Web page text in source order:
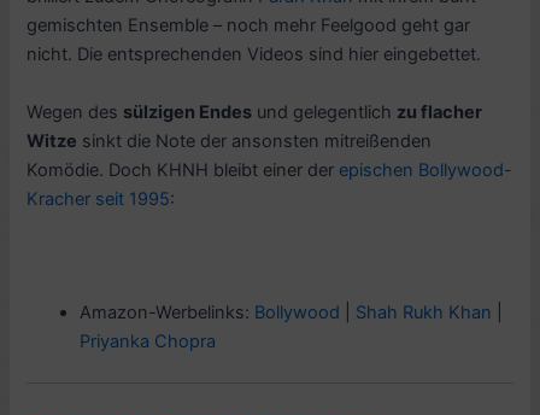
gemischten Ensemble – noch mehr Feelgood geht gar
nicht. Die entsprechenden Videos sind hier eingebettet.
Wegen des sülzigen Endes und gelegentlich zu flacher
Witze sinkt die Note der ansonsten mitreißenden
Komödie. Doch KHNH bleibt einer der epischen Bollywood-
Kracher seit 1995:
Amazon-Werbelinks: Bollywood Shah Rukh Khan
Priyanka Chopra